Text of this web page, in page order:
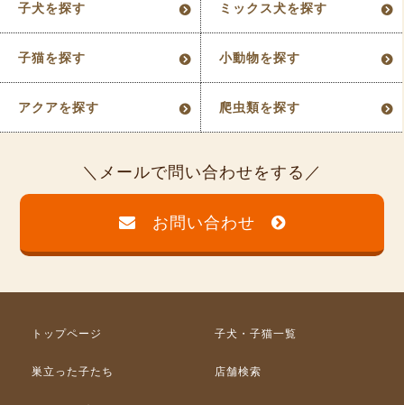
子犬を探す ミックス犬を探す
子猫を探す 小動物を探す
アクアを探す 爬虫類を探す
メールで問い合わせをする
お問い合わせ
トップページ 子犬・子猫一覧
巣立った子たち 店舗検索